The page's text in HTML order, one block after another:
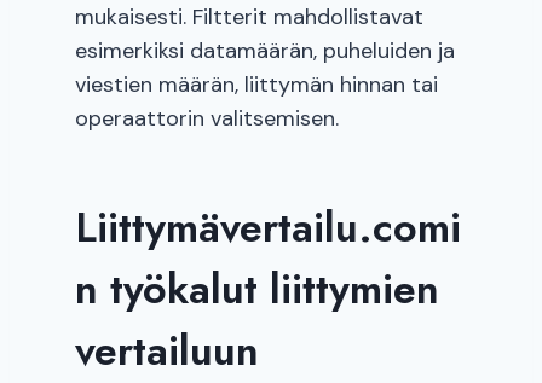
mukaisesti. Filtterit mahdollistavat
esimerkiksi datamäärän, puheluiden ja
viestien määrän, liittymän hinnan tai
operaattorin valitsemisen.
Liittymävertailu.comi
n työkalut liittymien
vertailuun